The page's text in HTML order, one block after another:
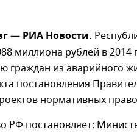
— РИА Новости.
миллиона рублей в 2014
граждан из аварийного
постановления
нормативных
РФ постановляет: